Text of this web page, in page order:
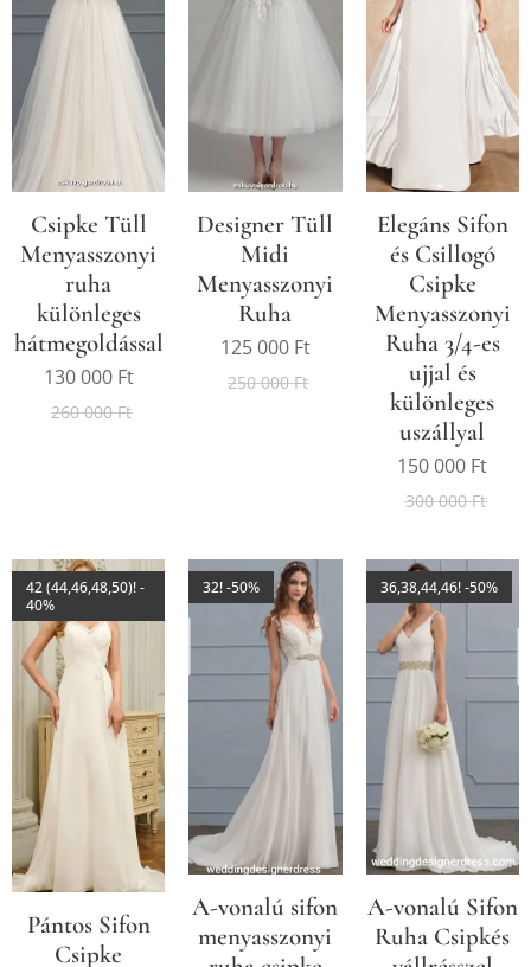
Csipke Tüll
Menyasszonyi
ruha
különleges
hátmegoldással
130 000Ft
260 000Ft
Designer Tüll
Midi
Menyasszonyi
Ruha
125 000Ft
250 000Ft
Elegáns Sifon
és Csillogó
Csipke
Menyasszonyi
Ruha 3/4-es
ujjal és
különleges
uszállyal
150 000 Ft
300 000Ft
Pántos Sifon
Csipke
42 (44,46,48,50)! -
40%
A-vonalú sifon
menyasszonyi
32! -50%
A-vonalú Sifon
Ruha Csipkés
36,38,44,46! -50%